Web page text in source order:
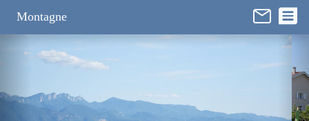
Montagne